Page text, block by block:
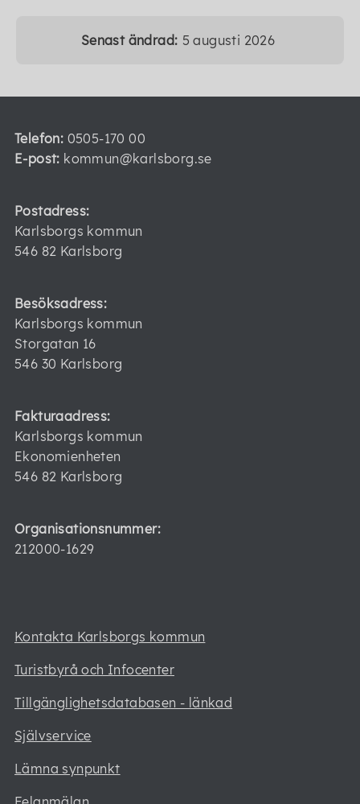
Senast ändrad: 5 augusti 2026
Telefon: 0505-170 00
E-post: kommun@karlsborg.se
Postadress:
Karlsborgs kommun
546 82 Karlsborg
Besöksadress:
Karlsborgs kommun
Storgatan 16
546 30 Karlsborg
Fakturaadress:
Karlsborgs kommun
Ekonomienheten
546 82 Karlsborg
Organisationsnummer:
212000-1629
Kontakta Karlsborgs kommun
Turistbyrå och Infocenter
Tillgänglighetsdatabasen - länkad
Självservice
Lämna synpunkt